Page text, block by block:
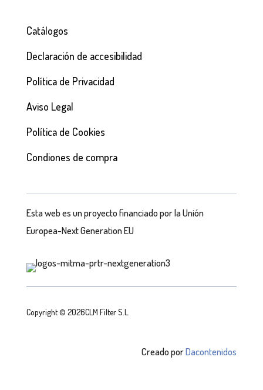
Catálogos
Declaración de accesibilidad
Política de Privacidad
Aviso Legal
Política de Cookies
Condiones de compra
Esta web es un proyecto financiado por la Unión
Europea-Next Generation EU
Copyright © 2026CLM Filter S.L.
Creado porDacontenidos